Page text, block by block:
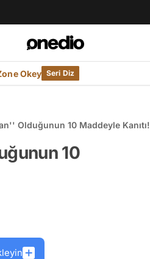
Okey Seri Diz
Olduğunun 10 Maddeyle Kanıtı!
10